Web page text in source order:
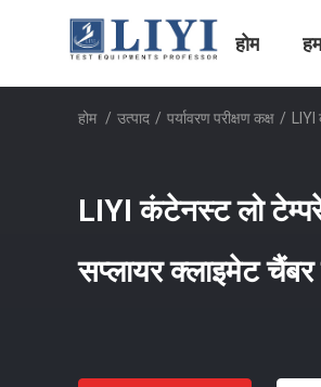
होम
होम / उत्पाद / पर्यावरण परीक्षण कक्ष /
LIYI कंटेनस्ट लो
सप्लायर क्लाइमेट चैंबर